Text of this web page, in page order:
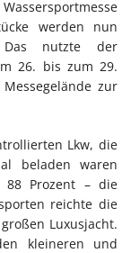
werden nun
nutzte der
26. bis zum 29.
zur
Lkw, die
beladen waren
88 Prozent – die
reichte die
Luxusjacht.
kleineren und